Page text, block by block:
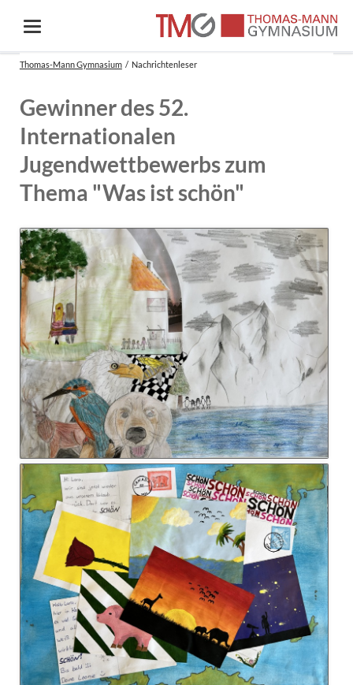
Thomas-Mann Gymnasium Nachrichtenleser
Gewinner des 52.
Internationalen
Jugendwettbewerbs zum
Thema "Was ist schön"